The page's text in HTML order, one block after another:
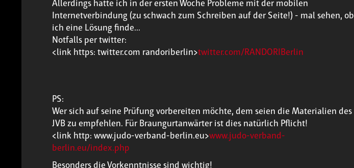
Allerdings hatte ich in der ersten Woche Probleme mit der mobilen
Internetverbindung (zu schwach zum Schreiben auf der Seite!) - mal sehen, ob
ich eine Lösung finde...
Notfalls per twitter:
<link https: twitter.com randoriberlin>twitter.com/RANDORIBerlin
PS:
Wer sich auf seine Prüfung vorbereiten möchte, dem seien die Materialien des
JVB zu empfehlen. Für Braungurtanwärter ist dies natürlich Pflicht!
<link http: www.judo-verband-berlin.eu>www.judo-verband-
berlin.eu/index.php
Besonders die Vorkenntnisse sind wichtig!